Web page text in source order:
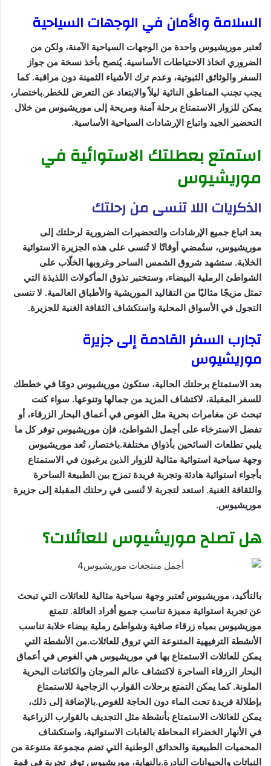
السلامة والأمان في الوجهات السياحية
تُعتبر موريشيوس واحدة من الوجهات السياحية الآمنة، ولكن من
الضروري اتخاذ الاحتياطات الأساسية. يُنصح بأخذ نسخة من جواز
السفر والوثائق الثبوتية، وعدم ترك الأشياء الثمينة دون مراقبة. كما
يجب تجنب المناطق النائية ليلاً والابتعاد عن التعرض للخطر.باختصار،
يمكن للزوار الاستمتاع برحلة آمنة ومريحة إلى موريشيوس من خلال
التحضير الجيد واتباع الإرشادات السياحية الأساسية.
استمتع بعطلتك الاستوائية في
موريشيوس
الذكريات اللا تنسى من رحلتك
بعد اتباع جميع الإرشادات والتحضيرات الضرورية لرحلتك إلى
موريشيوس، ستُمضي أوقاتًا لا تُنسى على هذه الجزيرة الاستوائية
الخلابة. ستشهد شروق الشمس الساحر وغروبها الخلّاب على
الشواطئ الرملية البيضاء، وستختبر تذوق المأكولات اللذيذة التي
تمثل مزيجًا مثاليًا من التقاليد الموريشية والأطباق العالمية. لا تنسى
التجول في الأسواق المحلية واستكشاف الثقافة الغنية للجزيرة.
تجارب السفر القادمة إلى جزيرة
موريشيوس
بعد الاستمتاع برحلتك الحالية، ستكون موريشيوس دومًا في خططك
للسفر المقبلة، لاكتشاف المزيد من جمالها وتنوعها. سواء كنت
تبحث عن مغامرات بحرية مثل الغوص في أعماق البحار الزرقاء، أو
تفضل الاسترخاء على أجمل الشواطئ، فإن موريشيوس توفر كل ما
يلبي تطلعات السائحين بأذواق مختلفة.باختصار، تُعد موريشيوس
وجهة سياحية استوائية مثالية للزوار الذين يرغبون في الاستمتاع
بأجواء استوائية هادئة وتجربة فريدة تمزج بين الطبيعة الساحرة
والثقافة الغنية. استعد لتجربة لا تُنسى في رحلتك المقبلة إلى جزيرة
موريشيوس.
هل تصلح موريشيوس للعائلات؟
بالتأكيد، موريشيوس تُعتبر وجهة سياحية مثالية للعائلات التي تبحث
عن تجربة استوائية مميزة تناسب جميع أفراد العائلة. تتمتع
موريشيوس بمياه زرقاء صافية وشواطئ رملية بيضاء خلابة تناسب
الأنشطة الترفيهية المتنوعة التي تروق للعائلات.من الأنشطة التي
يمكن للعائلات الاستمتاع بها في موريشيوس هي الغوص في أعماق
البحار الزرقاء الساحرة لاكتشاف عالم المرجان والكائنات البحرية
الملونة. كما يمكن التمتع برحلات القوارب الزجاجية للاستمتاع
بإطلالة فريدة تحت الماء دون الحاجة للغوص.بالإضافة إلى ذلك،
يمكن للعائلات الاستمتاع بأنشطة مثل التجديف بالقوارب الزراعية
في الأنهار الخضراء المحاطة بالغابات الاستوائية، واستكشاف
المحميات الطبيعية والحدائق الوطنية التي تضم مجموعة متنوعة من
النباتات والحيوانات النادرة.بالنهاية، موريشيوس توفر تجربة في قمة